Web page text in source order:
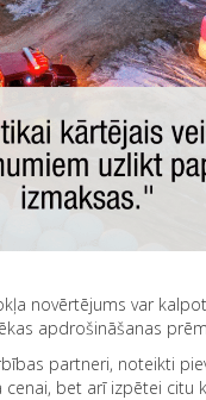
novērtējums var
apdrošināšanas
partneri, noteikti
bet arī izpētei citu